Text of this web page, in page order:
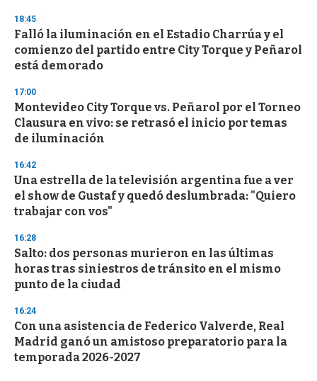
18:45
Falló la iluminación en el Estadio Charrúa y el
comienzo del partido entre City Torque y Peñarol
está demorado
17:00
Montevideo City Torque vs. Peñarol por el Torneo
Clausura en vivo: se retrasó el inicio por temas
de iluminación
16:42
Una estrella de la televisión argentina fue a ver
el show de Gustaf y quedó deslumbrada: "Quiero
trabajar con vos"
16:28
Salto: dos personas murieron en las últimas
horas tras siniestros de tránsito en el mismo
punto de la ciudad
16:24
Con una asistencia de Federico Valverde, Real
Madrid ganó un amistoso preparatorio para la
temporada 2026-2027